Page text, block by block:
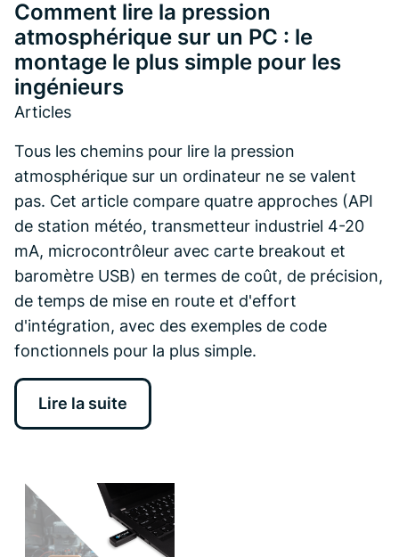
Comment lire la pression
atmosphérique sur un PC : le
montage le plus simple pour les
ingénieurs
Articles
Tous les chemins pour lire la pression
atmosphérique sur un ordinateur ne se valent
pas. Cet article compare quatre approches (API
de station météo, transmetteur industriel 4-20
mA, microcontrôleur avec carte breakout et
baromètre USB) en termes de coût, de précision,
de temps de mise en route et d'effort
d'intégration, avec des exemples de code
fonctionnels pour la plus simple.
Lire la suite